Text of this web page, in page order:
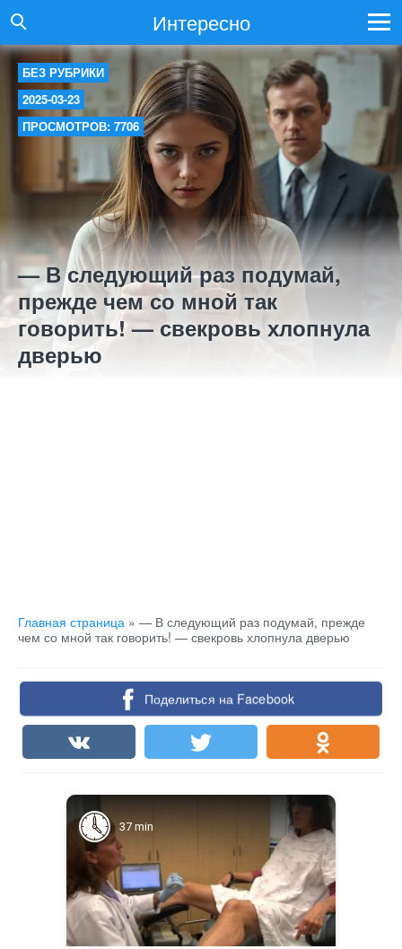
Интересно
БЕЗ РУБРИКИ
2025-03-23
ПРОСМОТРОВ: 7706
— В следующий раз подумай,
прежде чем со мной так
говорить! — свекровь хлопнула
дверью
Главная страница » — В следующий раз подумай, прежде
чем со мной так говорить! — свекровь хлопнула дверью
Поделиться на Facebook
37 min